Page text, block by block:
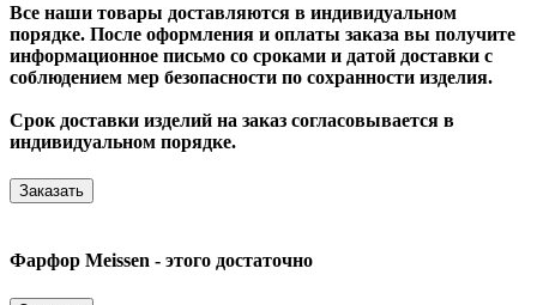
Все наши товары доставляются в индивидуальном
порядке. После оформления и оплаты заказа вы получите
информационное письмо со сроками и датой доставки с
соблюдением мер безопасности по сохранности изделия.
Срок доставки изделий на заказ согласовывается в
индивидуальном порядке.
Заказать
Фарфор Meissen - этого достаточно